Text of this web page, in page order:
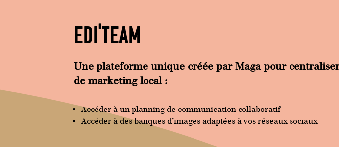
Edi'Team
Une plateforme unique créée par Maga pour
de marketing local :
Accéder à un planning de communication collaboratif
Accéder à des banques d’images adaptées à vos réseaux sociaux